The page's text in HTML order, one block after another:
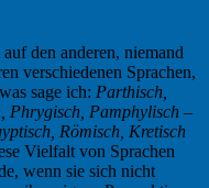
den anderen, niemand
verschiedenen Sprachen,
sage ich: Parthisch,
Phrygisch, Pamphylisch –
Römisch, Kretisch
Vielfalt von Sprachen
wenn sie sich nicht